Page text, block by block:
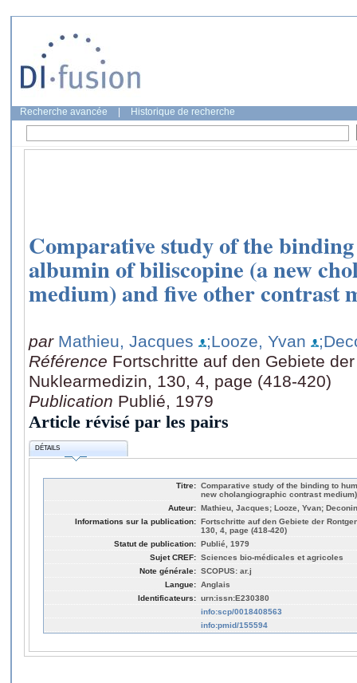
Recherche avancée Historique de recherche
Comparative study of the
albumin of biliscopine (a new
medium) and five other contrast
par Mathieu, Jacques ;Looze, Yvan
Référence Fortschritte auf den Gebiete
Nuklearmedizin, 130, 4, page (418-420)
Publication Publié, 1979
Article révisé par les pairs
DÉTAILS
Titre: Comparative study of the binding to
new cholangiographic contrast
Auteur: Mathieu, Jacques; Looze, Yvan;
Informations sur la publication: Fortschritte auf den Gebiete der
130, 4, page (418-420)
Statut de publication: Publié, 1979
Sujet CREF: Sciences bio-médicales et agricoles
Note générale: SCOPUS: ar.j
Langue: Anglais
Identificateurs: urn:issn:E230380
info:scp/0018408563
info:pmid/155594